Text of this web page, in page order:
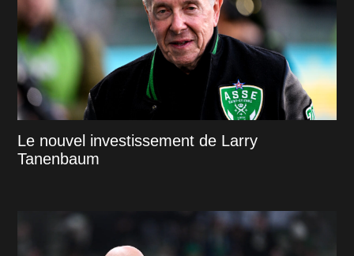
Le nouvel investissement de Larry
Tanenbaum